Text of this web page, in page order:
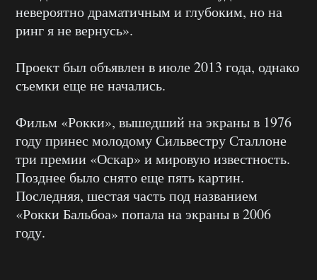
невероятно драматичным и глубоким, но на
ринг я не вернусь».
Проект был объявлен в июле 2013 года, однако
съемки еще не начались.
Фильм «Рокки», вышедший на экраны в 1976
году принес молодому Сильвестру Сталлоне
три премии «Оскар» и мировую известность.
Позднее было снято еще пять картин.
Последняя, шестая часть под названием
«Рокки Бальбоа» попала на экраны в 2006
году.